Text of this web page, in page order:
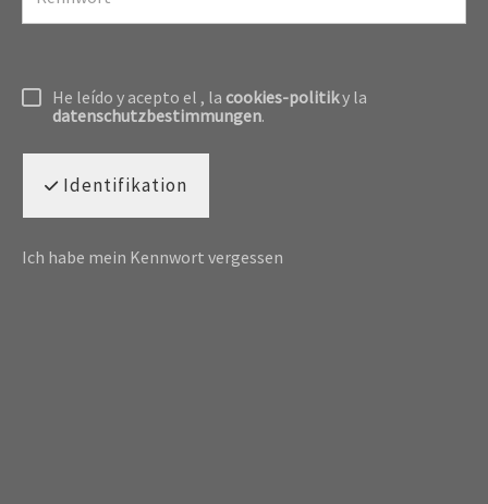
He leído y acepto el , la cookies-politiky la
datenschutzbestimmungen.
Identifikation
Ich habe mein Kennwort vergessen